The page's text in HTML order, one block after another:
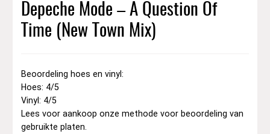
Depeche Mode ‎– A Question Of
Time (New Town Mix)
Beoordeling hoes en vinyl:
Hoes: 4/5
Vinyl: 4/5
Lees voor aankoop onze methode voor beoordeling van
gebruikte platen.